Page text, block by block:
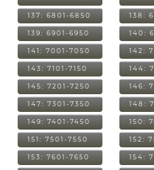
137: 6801-6850 138:
139: 6901-6950 140:
141: 7001-7050 142:
143: 7101-7150 144:
145: 7201-7250 146:
147: 7301-7350 148:
149: 7401-7450 150:
151: 7501-7550 152:
153: 7601-7650 154: